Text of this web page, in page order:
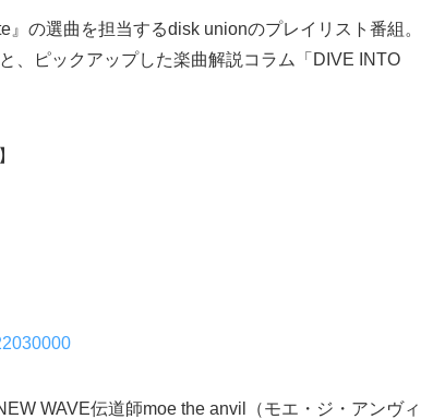
の選曲を担当するdisk unionのプレイリスト番組。
、ピックアップした楽曲解説コラム「DIVE INTO
WAVE伝道師moe the anvil（モエ・ジ・アンヴィ